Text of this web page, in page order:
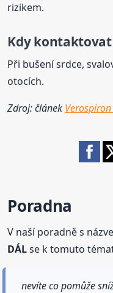
rizikem.
Kdy kontaktovat
Při bušení srdce,
otocích.
Zdroj: článek
Poradna
V naší poradně s
DÁLse k tomuto
nevíte co pomůže